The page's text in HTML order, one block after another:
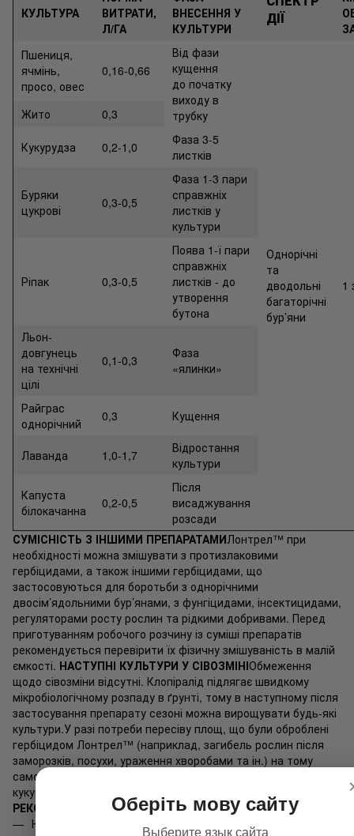
КУЛЬТУРА
ВИТРАТИ,
Л/ГА
ВНЕСЕННЯ У
КУЛЬТУРИ
ДІЇ
Пшениця,
ячмінь,
просо, овес
0,16-0,66
Від фази
кущення
до початку
виходу в
трубку
Однорічні
та
дводольні
багаторічні
бур’яни
1
Жито 0,3
Кукурудза 0,2-1,0
Фаза 3-5
листків
Буряки
цукрові
0,3-0,5
Фаза 1-3 пари
справжніх
листків у
культури
Ріпак 0,3-0,5
Поява 1-ї пари
справжніх
листків - до
утворення
бутона
Льон-
довгунець
на технічні
цілі
0,1-0,3
Фаза
«ялинки»
Райграс
однорічний
0,3 Кущення
Лаванда 1,0-1,7
Відростання
культури
Капуста
білокачанна
0,2-0,5
Після
висаджування
розсади
СУМІСНІСТЬ З ІНШИМИ ПРЕПАРАТАМИЛонтрел™ при
необхідності можна змішувати з протизлаковими
гербіцидами, а також іншими гербіцидами, що
застосовуються для боротьби з однорічними
двосім’ядольними бур’янами, з фунгіцидами, інсектицидами,
регуляторами росту рослин та рідкими добривами. Перед
приготуванням робочого розчину із суміші препаратів
рекомендується перевірити їх фізичну змішуваність в малій
ємкості. НАСТУПНІ КУЛЬТУРИ У СІВОЗМІНІОбмеження
щодо сівозміни відсутні. Клопіралід підлягає швидкому
мікробіологічному розпаду в ґрунті, тому в наступному після
застосування препарату сезоні можна вирощувати будь-які
культури.У разі потреби пересіву площ, що були оброблені
гербіцидом Лонтрел™ (наприклад, загибель рослин після
заморозків, посухи, ураження хворобами та ін.) на тому
самому полі після оранки можна вирощувати зернові,
кукурудзу, ріпак, гірчицю, капусту, льон.
РЕКОМЕНДАЦІЇ
Несприятливі погодні умови можуть сповільнити прояв
Оберіть мову сайту
Выберите язык сайта